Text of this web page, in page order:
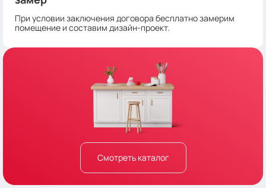
При условии заключения договора бесплатно замерим
помещение и составим дизайн-проект.
Смотреть каталог